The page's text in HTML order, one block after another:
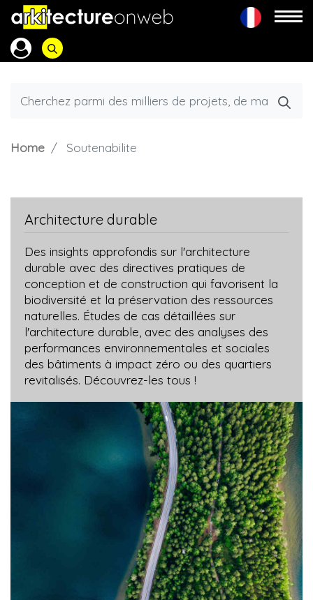
Home Soutenabilite
Architecture durable
Des insights approfondis sur l'architecture
durable avec des directives pratiques de
conception et de construction qui favorisent la
biodiversité et la préservation des ressources
naturelles. Études de cas détaillées sur
l'architecture durable, avec des analyses des
performances environnementales et sociales
des bâtiments à impact zéro ou des quartiers
revitalisés. Découvrez-les tous !